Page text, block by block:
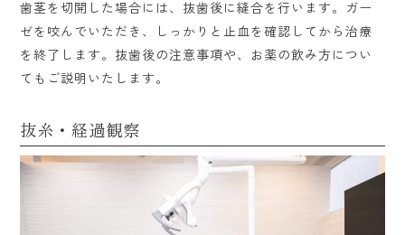
歯茎を切開した場合には、抜歯後に縫合を行います。ガー
ゼを咬んでいただき、しっかりと止血を確認してから治療
を終了します。抜歯後の注意事項や、お薬の飲み方につい
てもご説明いたします。
抜糸・経過観察